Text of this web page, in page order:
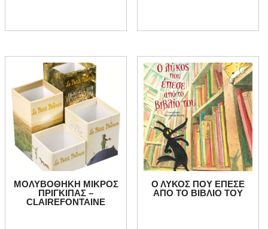
ΜΟΛΥΒΟΘΗΚΗ ΜΙΚΡΟΣ
ΠΡΙΓΚΙΠΑΣ –
CLAIREFONTAINE
Ο ΛΥΚΟΣ ΠΟΥ ΕΠΕΣΕ
ΑΠΟ ΤΟ ΒΙΒΛΙΟ ΤΟΥ